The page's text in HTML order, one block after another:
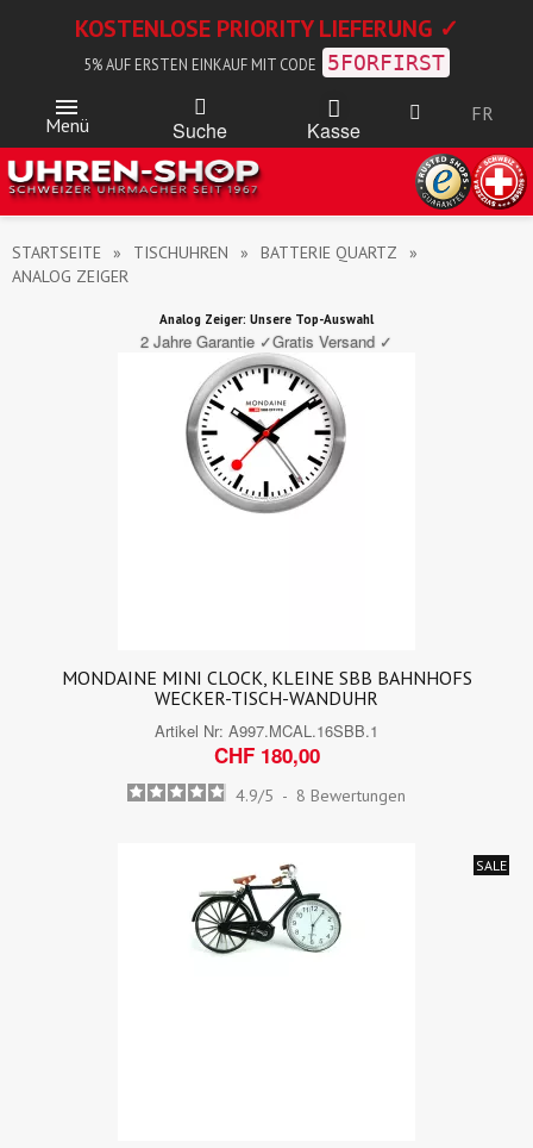
KOSTENLOSE PRIORITY LIEFERUNG ✓
5% AUF ERSTEN EINKAUF MIT CODE 5FORFIRST
Menü Suche Kasse
FR
STARTSEITE TISCHUHREN
BATTERIE QUARTZ
ANALOG ZEIGER
Analog Zeiger: Unsere Top-Auswahl
2 Jahre Garantie ✓Gratis Versand ✓
MONDAINE MINI CLOCK, KLEINE SBB BAHNHOFS
WECKER-TISCH-WANDUHR
Artikel Nr: A997.MCAL.16SBB.1
CHF 180,00
4.9/5 - 8 Bewertungen
SALE